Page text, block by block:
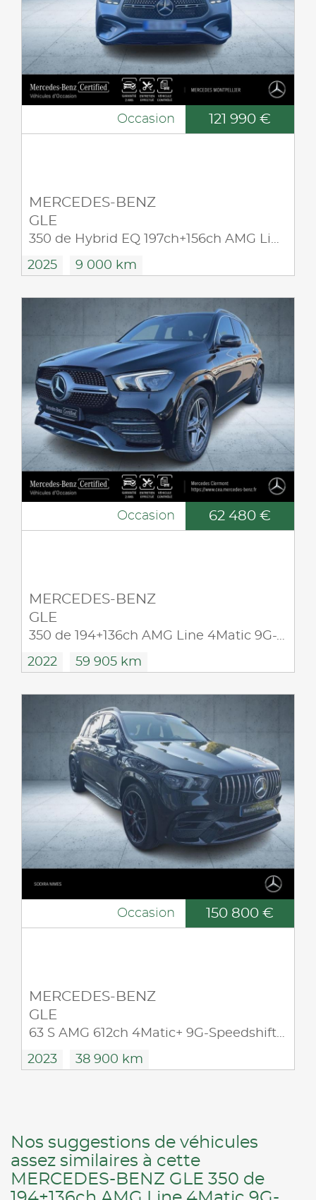
Occasion 121 990 €
MERCEDES-BENZ
GLE
2025 9 000 km
Occasion 62 480 €
MERCEDES-BENZ
GLE
350 de 194+136ch AMG Line 4Matic 9G-Tronic
2022 59 905 km
Occasion 150 800 €
MERCEDES-BENZ
GLE
2023 38 900 km
Nos suggestions de véhicules
assez similaires à cette
MERCEDES-BENZ GLE 350 de